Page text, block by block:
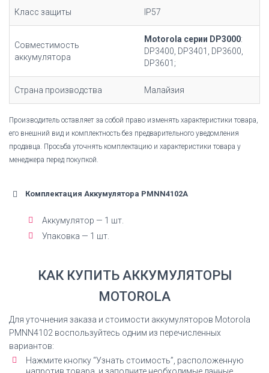
Класс защиты IP57
Совместимость
аккумулятора
Motorola серии DP3000:
DP3400, DP3401, DP3600,
DP3601;
Страна производства Малайзия
Производитель оставляет за собой право изменять характеристики товара,
его внешний вид и комплектность без предварительного уведомления
продавца. Просьба уточнять комплектацию и характеристики товара у
менеджера перед покупкой.
Комплектация Аккумулятора PMNN4102A
Аккумулятор — 1 шт.
Упаковка — 1 шт.
КАК КУПИТЬ АККУМУЛЯТОРЫ
MOTOROLA
Для уточнения заказа и стоимости аккумуляторов Motorola
PMNN4102 воспользуйтесь одним из перечисленных
вариантов:
Нажмите кнопку “Узнать стоимость”, расположенную